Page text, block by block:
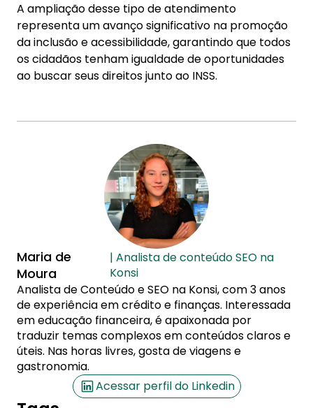
A ampliação desse tipo de atendimento
representa um avanço significativo na promoção
da inclusão e acessibilidade, garantindo que todos
os cidadãos tenham igualdade de oportunidades
ao buscar seus direitos junto ao INSS.
Maria de
Moura
| Analista de conteúdo SEO na
Konsi
Analista de Conteúdo e SEO na Konsi, com 3 anos
de experiência em crédito e finanças. Interessada
em educação financeira, é apaixonada por
traduzir temas complexos em conteúdos claros e
úteis. Nas horas livres, gosta de viagens e
gastronomia.
Acessar perfil do Linkedin